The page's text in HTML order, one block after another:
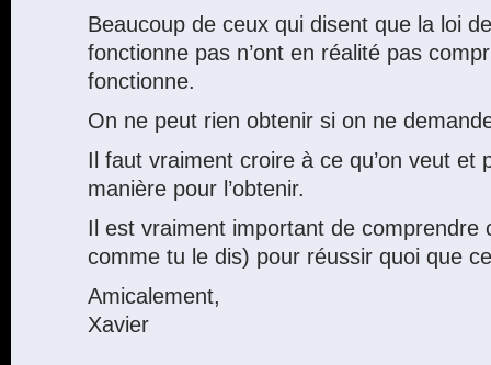
Beaucoup de ceux qui disent que la loi
fonctionne pas n’ont en réalité pas
fonctionne.
On ne peut rien obtenir si on ne
Il faut vraiment croire à ce qu’on veut et
manière pour l’obtenir.
Il est vraiment important de comprendre
comme tu le dis) pour réussir quoi que
Amicalement,
Xavier